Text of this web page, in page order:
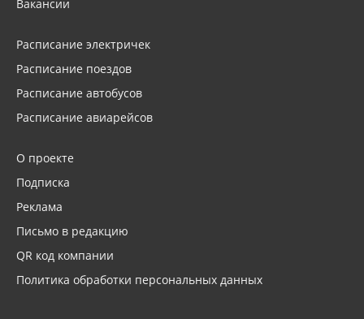
Вакансии
Расписание электричек
Расписание поездов
Расписание автобусов
Расписание авиарейсов
О проекте
Подписка
Реклама
Письмо в редакцию
QR код компании
Политика обработки персональных данных